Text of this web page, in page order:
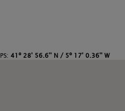
41º 28' 56.6'' N / 5º 17' 0.36'' W